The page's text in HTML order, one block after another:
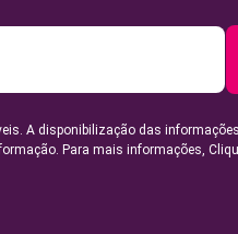
A disponibilização das
Para mais informações,